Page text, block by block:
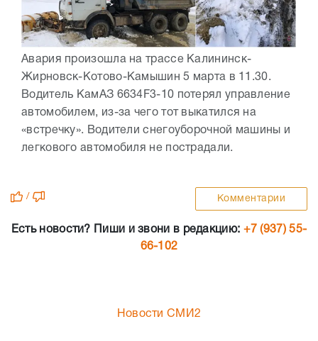
Авария произошла на трассе Калининск-
Жирновск-Котово-Камышин 5 марта в 11.30.
Водитель КамАЗ 6634F3-10 потерял управление
автомобилем, из-за чего тот выкатился на
«встречку». Водители снегоуборочной машины и
легкового автомобиля не пострадали.
/ Комментарии
Есть новости? Пиши и звони в редакцию: +7 (937) 55-
66-102
Новости СМИ2